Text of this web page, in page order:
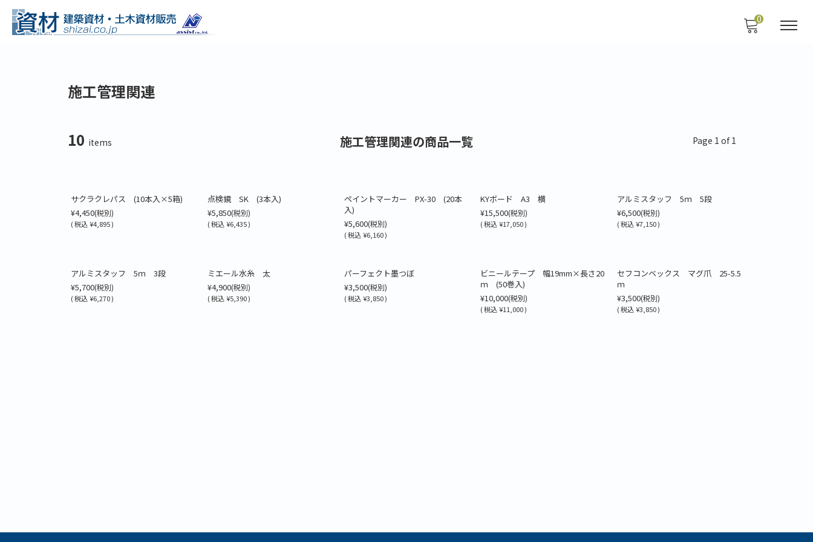
0
施工管理関連
施工管理関連の商品一覧
10 items Page 1 of 1
サクラクレパス (10本入×5箱)
¥4,450(税別)
(税込¥4,895 )
点検鏡 SK (3本入)
¥5,850(税別)
(税込 ¥6,435 )
ペイントマーカー PX-30 (20本
入)
¥5,600(税別)
(税込 ¥6,160 )
KYボード A3 横
¥15,500(税別)
(税込 ¥17,050 )
アルミスタッフ 5ｍ 5段
¥6,500(税別)
(税込¥7,150 )
アルミスタッフ 5ｍ 3段
¥5,700(税別)
(税込¥6,270 )
ミエール水糸 太
¥4,900(税別)
(税込 ¥5,390 )
パーフェクト墨つぼ
¥3,500(税別)
(税込 ¥3,850 )
ビニールテープ 幅19mm×長さ20
ｍ (50巻入)
¥10,000(税別)
(税込 ¥11,000 )
セフコンベックス マグ爪 25-5.5
ｍ
¥3,500(税別)
(税込¥3,850 )